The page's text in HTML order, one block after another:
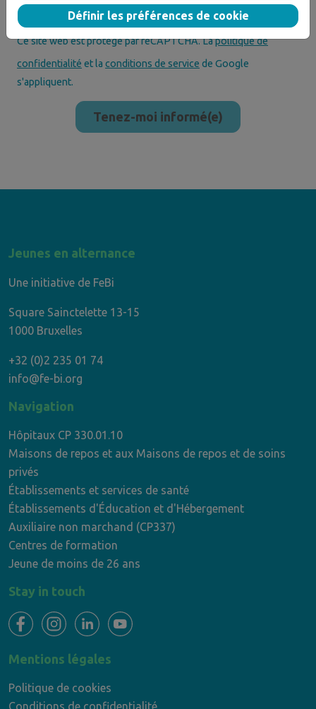
accord avec lesconditions de confidentialité *
Ce site web est protégé par reCAPTCHA. Lapolitique de
confidentialité et la conditions de service de Google
s'appliquent.
Jeunes en alternance
Une initiative de FeBi
Square Sainctelette 13-15
1000 Bruxelles
+32 (0)2 235 01 74
info@fe-bi.org
Navigation
Hôpitaux CP 330.01.10
Maisons de repos et aux Maisons de repos et de soins
privés
Établissements et services de santé
Établissements d'Éducation et d'Hébergement
Auxiliaire non marchand (CP337)
Centres de formation
Jeune de moins de 26 ans
Stay in touch
Mentions légales
Politique de cookies
Définir les préférences de cookie